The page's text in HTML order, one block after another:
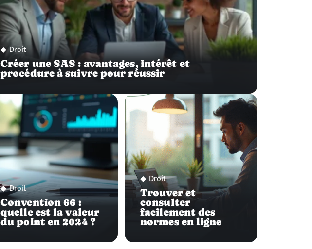
Droit
Créer une SAS : avantages, intérêt et
procédure à suivre pour réussir
Droit
Convention 66 :
quelle est la valeur
du point en 2024 ?
Droit
Trouver et
consulter
facilement des
normes en ligne